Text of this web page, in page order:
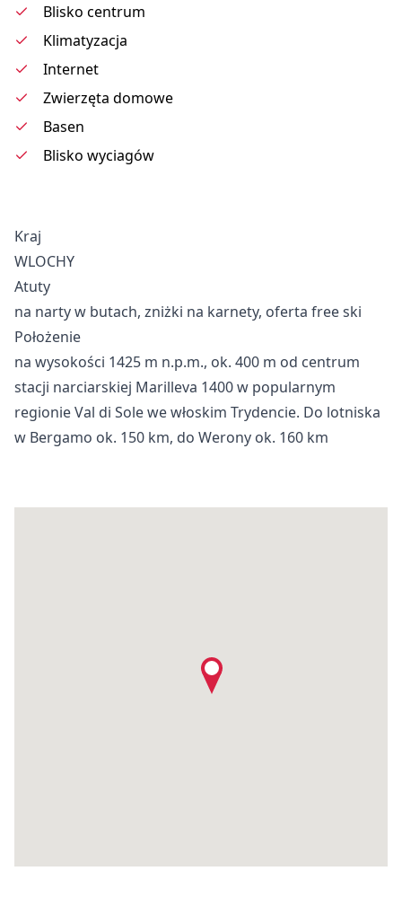
Blisko centrum
Klimatyzacja
Internet
Zwierzęta domowe
Basen
Blisko wyciagów
Kraj
WLOCHY
Atuty
na narty w butach, zniżki na karnety, oferta free ski
Położenie
na wysokości 1425 m n.p.m., ok. 400 m od centrum
stacji narciarskiej Marilleva 1400 w popularnym
regionie Val di Sole we włoskim Trydencie. Do lotniska
w Bergamo ok. 150 km, do Werony ok. 160 km